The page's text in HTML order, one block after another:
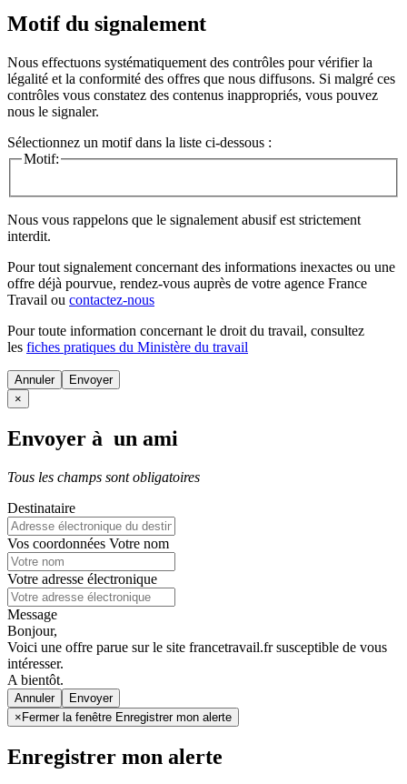
Motif du signalement
Nous effectuons systématiquement des contrôles pour vérifier la
légalité et la conformité des offres que nous diffusons. Si malgré ces
contrôles vous constatez des contenus inappropriés, vous pouvez
nous le signaler.
Sélectionnez un motif dans la liste ci-dessous :
Motif:
Nous vous rappelons que le signalement abusif est strictement
interdit.
Pour tout signalement concernant des informations inexactes ou une
offre déjà pourvue, rendez-vous auprès de votre agence France
Travail ou contactez-nous
Pour toute information concernant le droit du travail, consultez
les fiches pratiques du Ministère du travail
Annuler
×
Envoyer à un ami
Tous les champs sont obligatoires
Destinataire
Vos coordonnées Votre nom
Votre adresse électronique
Message
Bonjour,
Voici une offre parue sur le site francetravail.fr susceptible de vous
intéresser.
A bientôt.
Annuler
× Fermer la fenêtre Enregistrer mon alerte
Enregistrer mon alerte